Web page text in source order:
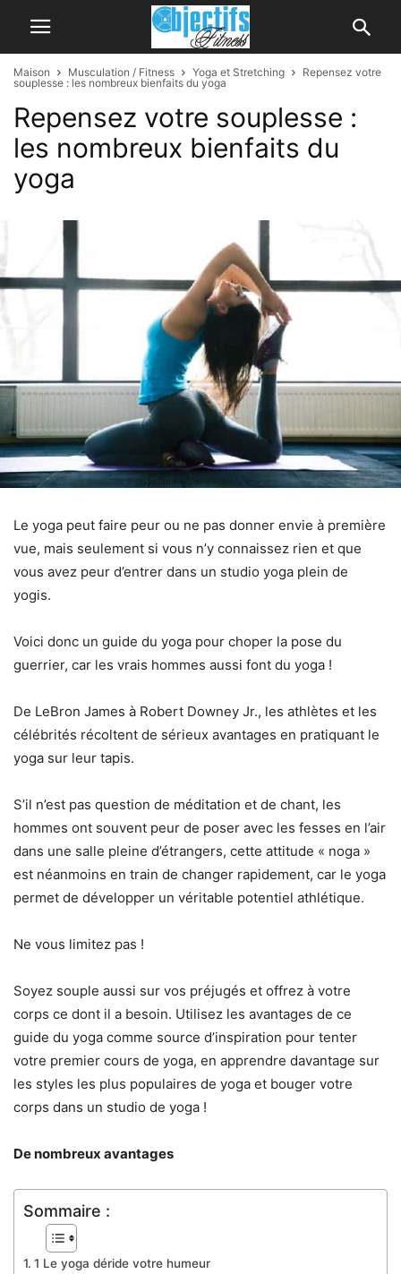
Maison Musculation / Fitness Yoga et Stretching
Repensez votre
souplesse : les nombreux bienfaits du yoga
Repensez votre souplesse :
les nombreux bienfaits du
yoga
Le yoga peut faire peur ou ne pas donner envie à première
vue, mais seulement si vous n’y connaissez rien et que
vous avez peur d’entrer dans un studio yoga plein de
yogis.
Voici donc un guide du yoga pour choper la pose du
guerrier, car les vrais hommes aussi font du yoga !
De LeBron James à Robert Downey Jr., les athlètes et les
célébrités récoltent de sérieux avantages en pratiquant le
yoga sur leur tapis.
S’il n’est pas question de méditation et de chant, les
hommes ont souvent peur de poser avec les fesses en l’air
dans une salle pleine d’étrangers, cette attitude « noga »
est néanmoins en train de changer rapidement, car le yoga
permet de développer un véritable potentiel athlétique.
Ne vous limitez pas !
Soyez souple aussi sur vos préjugés et offrez à votre
corps ce dont il a besoin. Utilisez les avantages de ce
guide du yoga comme source d’inspiration pour tenter
votre premier cours de yoga, en apprendre davantage sur
les styles les plus populaires de yoga et bouger votre
corps dans un studio de yoga !
De nombreux avantages
Sommaire :
1 Le yoga déride votre humeur